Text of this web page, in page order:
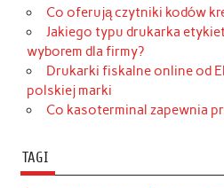
Co oferują czytniki kodów
Jakiego typu drukarka
wyborem dla firmy?
Drukarki fiskalne online od
polskiej marki
Co kasoterminal zapewnia
TAGI